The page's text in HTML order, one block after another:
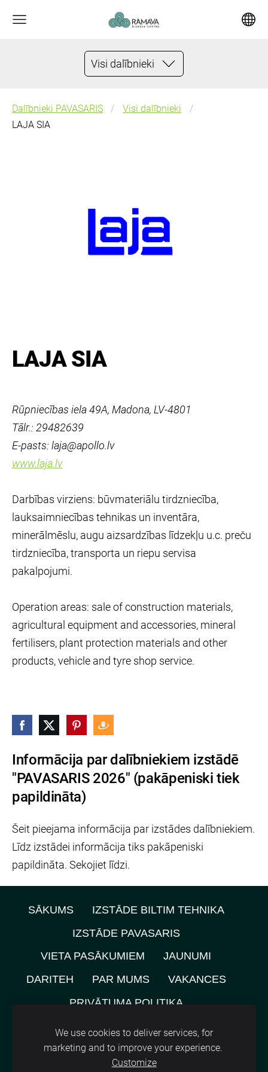
Visi dalībnieki
Informācija par dalībniekiem izstādē
"PAVASARIS 2026" (pakāpeniski tiek
papildināta)
Šeit pieejama informācija par izstādes dalībniekiem.
Līdz izstādei informācija tiks pakāpeniski
papildināta. Sekojiet līdzi.
Dalībnieki PAVASARIS
Visi dalībnieki
LAJA SIA
LAJA SIA
Rūpniecības iela 49A, Madona, LV-4801
Tālr.: 29482639
E-pasts: laja@apollo.lv
www.laja.lv
Darbības virziens: būvmateriālu tirdzniecība,
lauksaimniecības tehnikas un inventāra,
minerālmēslu, augu aizsardzības līdzekļu u.c. preču
tirdzniecība, transporta un riepu servisa
pakalpojumi.
Operation areas: sale of construction materials,
agricultural equipment and accessories, mineral
fertilisers, plant protection materials and other
products, vehicle and tyre shop service.
SĀKUMS
IZSTĀDE BILTIM TEHNIKA
IZSTĀDE PAVASARIS
VIETA PASĀKUMIEM
JAUNUMI
DARITEH
PAR MUMS
VAKANCES
PRIVĀTUMA POLITIKA
NOMNIEKU KARTE
KONTAKTI
SĪKDATNES
We use cookies to deliver services, for
marketing and to improve your experience.
Customize